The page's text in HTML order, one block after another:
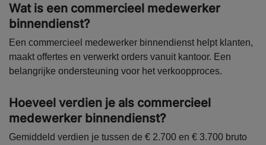
Wat is een commercieel medewerker
binnendienst?
Een commercieel medewerker binnendienst helpt klanten,
maakt offertes en verwerkt orders vanuit kantoor. Een
belangrijke ondersteuning voor het verkoopproces.
Hoeveel verdien je als commercieel
medewerker binnendienst?
Gemiddeld verdien je tussen de € 2.700 en € 3.700 bruto